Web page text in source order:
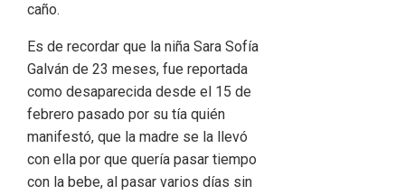
caño.
Es de recordar que la niña Sara Sofía
Galván de 23 meses, fue reportada
como desaparecida desde el 15 de
febrero pasado por su tía quién
manifestó, que la madre se la llevó
con ella por que quería pasar tiempo
con la bebe, al pasar varios días sin